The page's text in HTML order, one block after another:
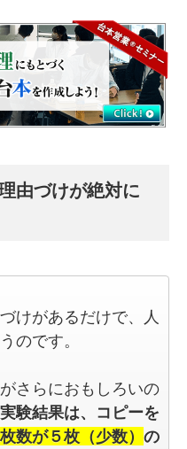
由づけが絶対に
けがあるだけで、人
のです。
さらにおもしろいの
験結果は、コピーを
枚数が５枚（少数） の